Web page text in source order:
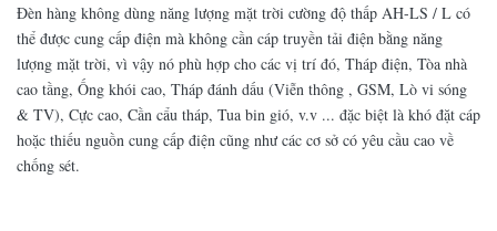
Đèn hàng không dùng năng lượng mặt trời cường độ thấp AH-LS / L có
thể được cung cấp điện mà không cần cáp truyền tải điện bằng năng
lượng mặt trời, vì vậy nó phù hợp cho các vị trí đó, Tháp điện, Tòa nhà
cao tầng, Ống khói cao, Tháp đánh dấu (Viễn thông , GSM, Lò vi sóng
& TV), Cực cao, Cần cẩu tháp, Tua bin gió, v.v ... đặc biệt là khó đặt cáp
hoặc thiếu nguồn cung cấp điện cũng như các cơ sở có yêu cầu cao về
chống sét.